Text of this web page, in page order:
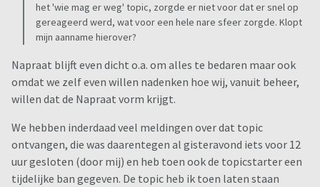
het 'wie mag er weg' topic, zorgde er niet voor dat er snel op
gereageerd werd, wat voor een hele nare sfeer zorgde. Klopt
mijn aanname hierover?
Napraat blijft even dicht o.a. om alles te bedaren maar ook
omdat we zelf even willen nadenken hoe wij, vanuit beheer,
willen dat de Napraat vorm krijgt.
We hebben inderdaad veel meldingen over dat topic
ontvangen, die was daarentegen al gisteravond iets voor 12
uur gesloten (door mij) en heb toen ook de topicstarter een
tijdelijke ban gegeven. De topic heb ik toen laten staan